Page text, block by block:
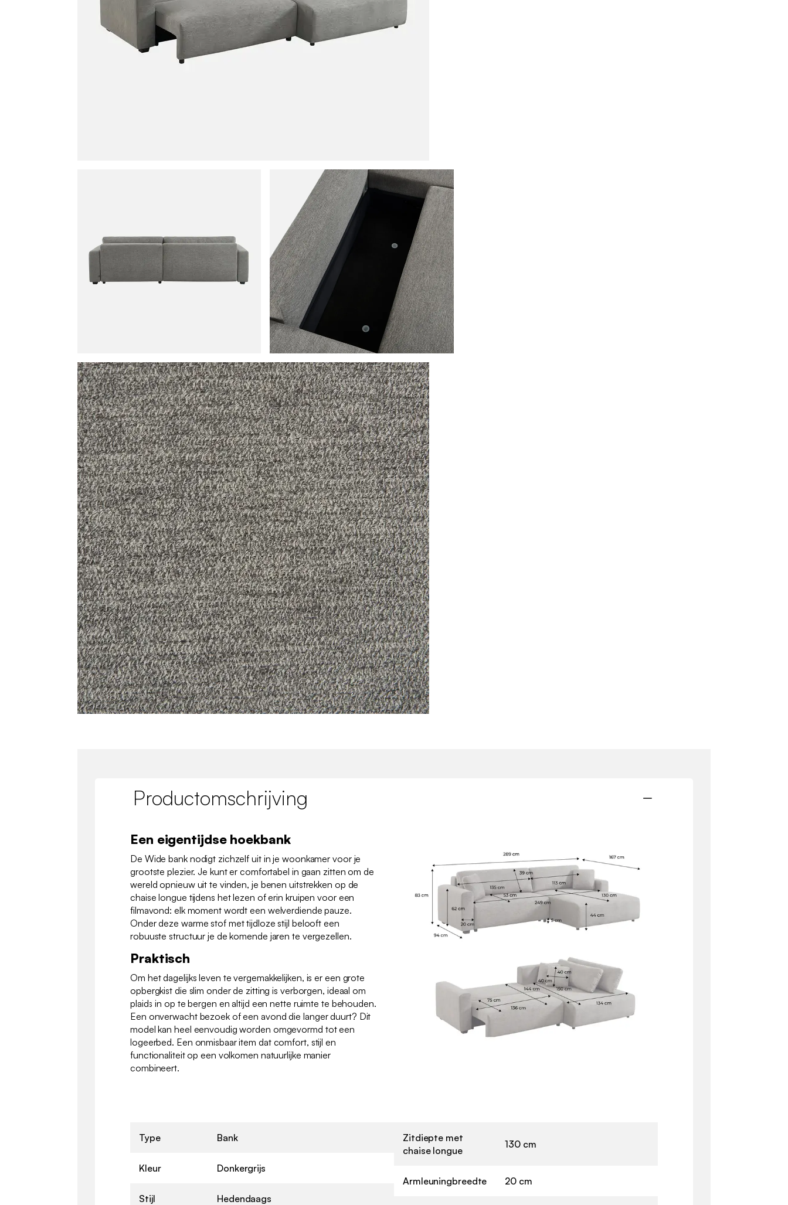
Productomschrijving
Een eigentijdse hoekbank
De Wide bank nodigt zichzelf uit in je woonkamer voor je
grootste plezier. Je kunt er comfortabel in gaan zitten om de
wereld opnieuw uit te vinden, je benen uitstrekken op de
chaise longue tijdens het lezen of erin kruipen voor een
filmavond: elk moment wordt een welverdiende pauze.
Onder deze warme stof met tijdloze stijl belooft een
robuuste structuur je de komende jaren te vergezellen.
Praktisch
Om het dagelijks leven te vergemakkelijken, is er een grote
opbergkist die slim onder de zitting is verborgen, ideaal om
plaids in op te bergen en altijd een nette ruimte te behouden.
Een onverwacht bezoek of een avond die langer duurt? Dit
model kan heel eenvoudig worden omgevormd tot een
logeerbed. Een onmisbaar item dat comfort, stijl en
functionaliteit op een volkomen natuurlijke manier
combineert.
Type Bank
Kleur Donkergrijs
Stijl Hedendaags
Zitdiepte met
chaise longue
130 cm
Armleuningbreedte 20 cm